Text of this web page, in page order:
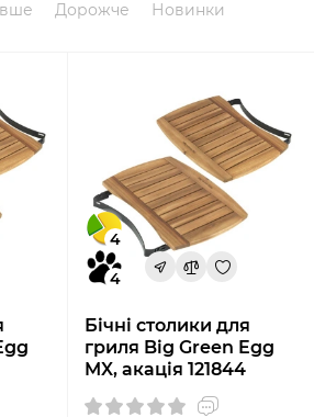
Дорожче Новинки
4
4
Бічні столики для
гриля Big Green Egg
MX, акація 121844